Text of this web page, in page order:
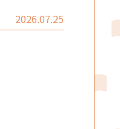
2026.07.25